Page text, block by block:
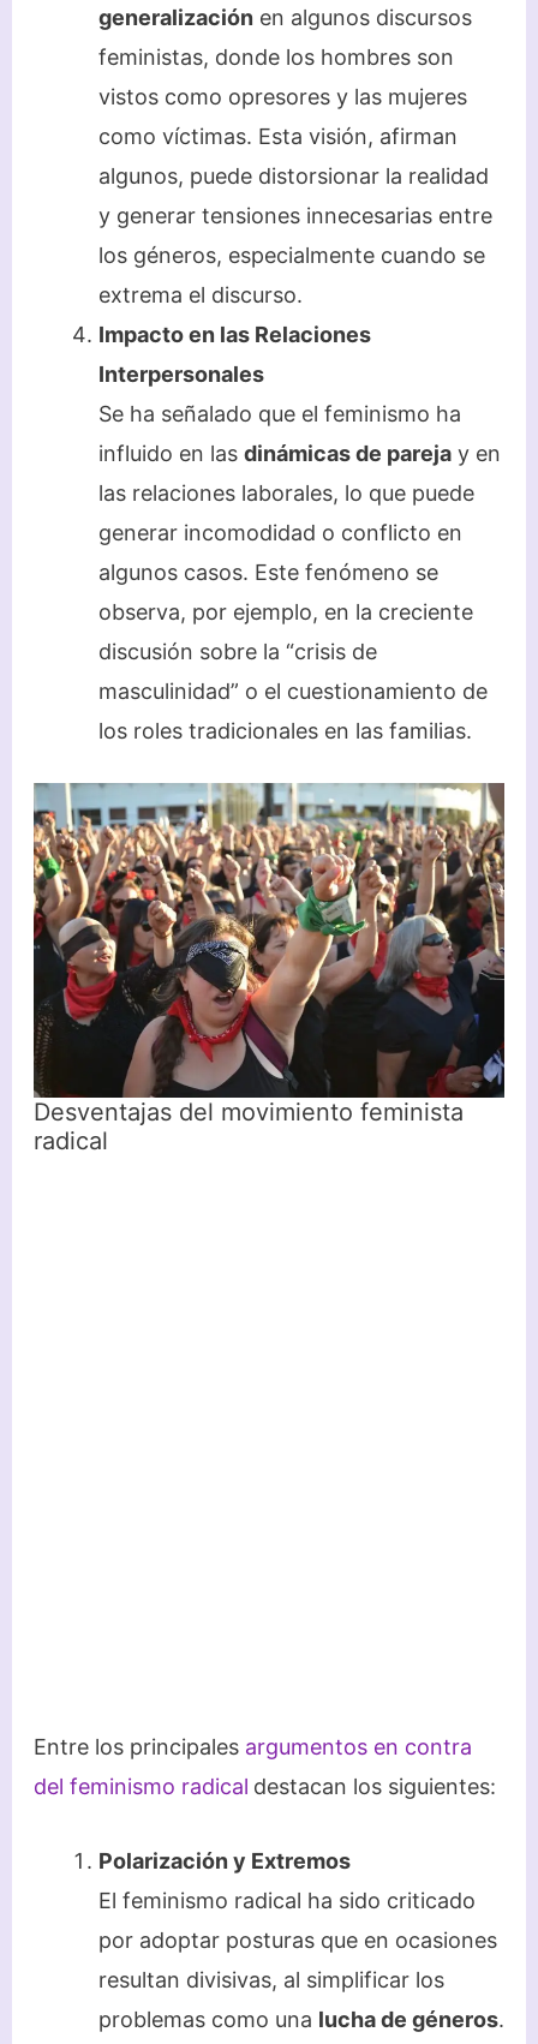
generalizaciónen algunos discursos
feministas, donde los hombres son
vistos como opresores y las mujeres
como víctimas. Esta visión, afirman
algunos, puede distorsionar la realidad
y generar tensiones innecesarias entre
los géneros, especialmente cuando se
extrema el discurso.
Impacto en las Relaciones
Interpersonales
Se ha señalado que el feminismo ha
influido en las dinámicas de parejay en
las relaciones laborales, lo que puede
generar incomodidad o conflicto en
algunos casos. Este fenómeno se
observa, por ejemplo, en la creciente
discusión sobre la “crisis de
masculinidad” o el cuestionamiento de
los roles tradicionales en las familias.
Desventajas del movimiento feminista
radical
Entre los principales argumentos en contra
del feminismo radical destacan los siguientes:
Polarización y Extremos
El feminismo radical ha sido criticado
por adoptar posturas que en ocasiones
resultan divisivas, al simplificar los
problemas como una lucha de géneros.